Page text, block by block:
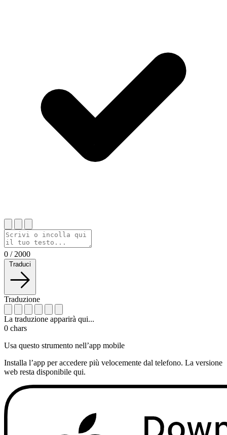
0 / 2000
Traduci
Traduzione
La traduzione apparirà qui...
0 chars
Usa questo strumento nell’app mobile
Installa l’app per accedere più velocemente dal telefono. La versione
web resta disponibile qui.